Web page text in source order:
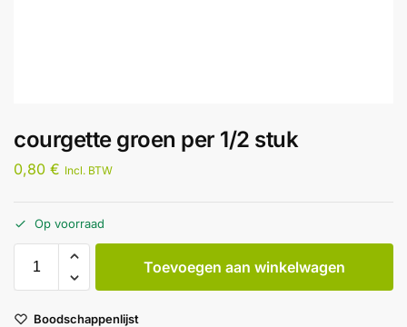
courgette groen per 1/2 stuk
0,80 € Incl. BTW
Op voorraad
Toevoegen aan winkelwagen
Boodschappenlijst